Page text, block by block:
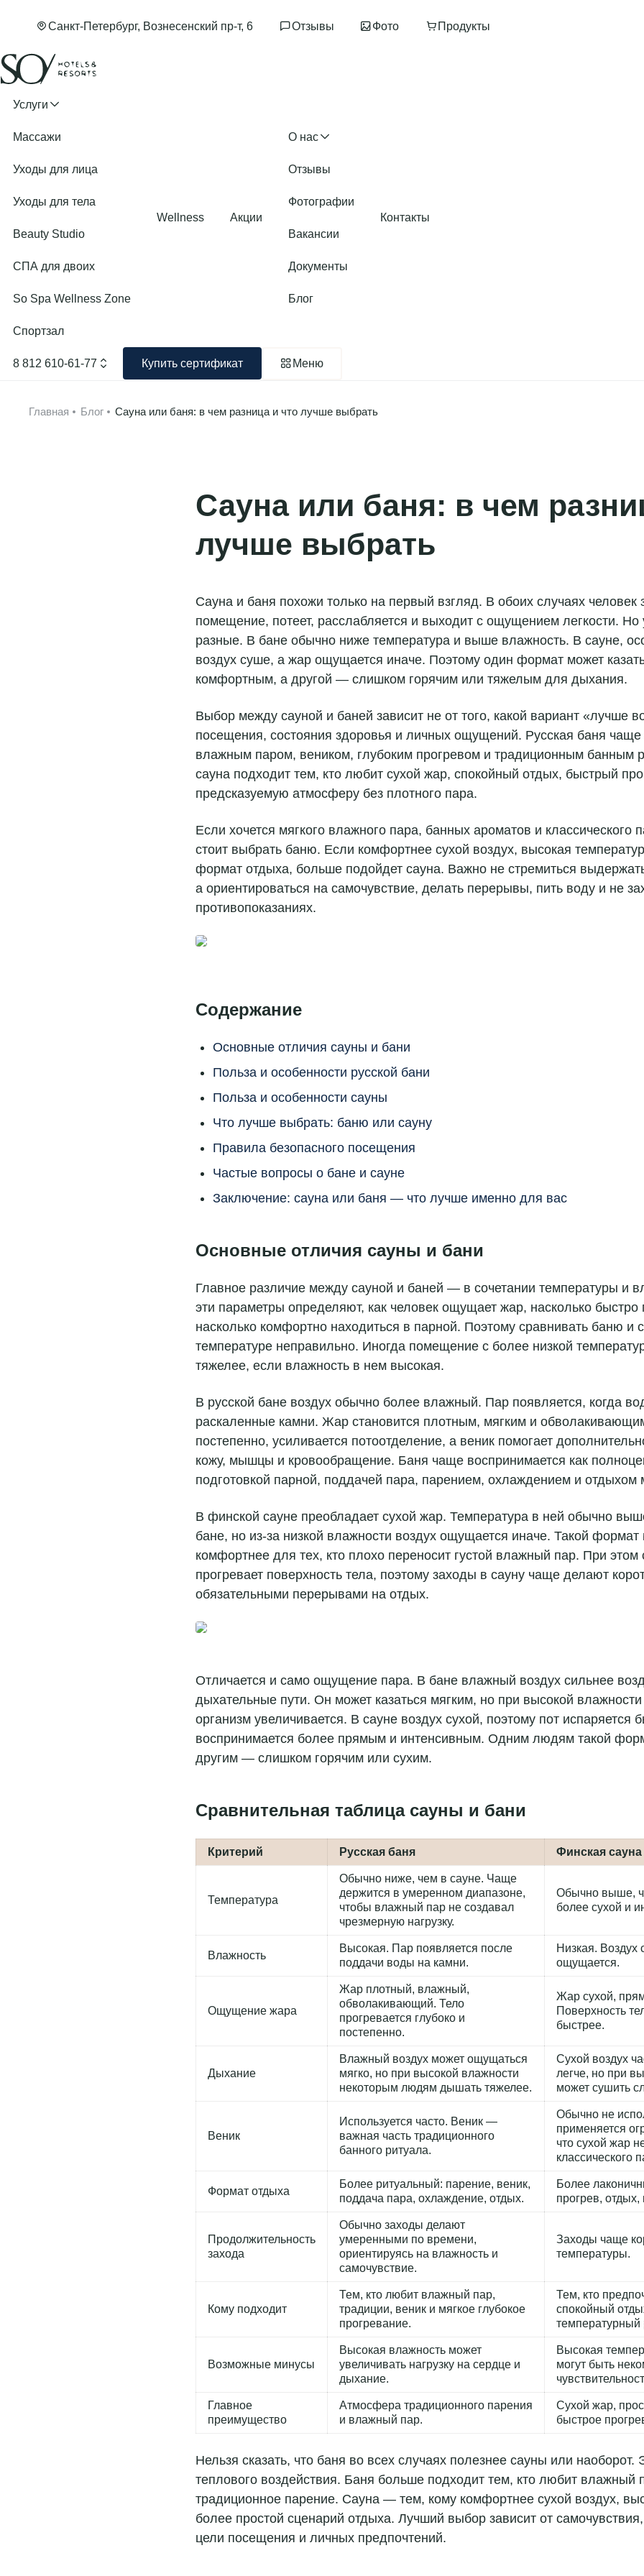
Санкт-Петербург, Вознесенский пр-т, 6 Отзывы Фото Продукты
Услуги
Массажи
Уходы для лица
Уходы для тела
Beauty Studio
СПА для двоих
So Spa Wellness Zone
Спортзал
Wellness Акции
О нас
Отзывы
Фотографии
Вакансии
Документы
Блог
Контакты
8 812 610-61-77 Купить сертификат Меню
Главная Блог Сауна или баня: в чем разница и что лучше выбрать
Сауна или баня: в чем
лучше выбрать
Сауна и баня похожи только на первый взгляд. В обоих случаях человек
помещение, потеет, расслабляется и выходит с ощущением легкости. Но
разные. В бане обычно ниже температура и выше влажность. В сауне,
воздух суше, а жар ощущается иначе. Поэтому один формат может
комфортным, а другой — слишком горячим или тяжелым для дыхания.
Выбор между сауной и баней зависит не от того, какой вариант «лучше
посещения, состояния здоровья и личных ощущений. Русская баня чаще
влажным паром, веником, глубоким прогревом и традиционным банным
сауна подходит тем, кто любит сухой жар, спокойный отдых, быстрый
предсказуемую атмосферу без плотного пара.
Если хочется мягкого влажного пара, банных ароматов и классического
стоит выбрать баню. Если комфортнее сухой воздух, высокая
формат отдыха, больше подойдет сауна. Важно не стремиться
а ориентироваться на самочувствие, делать перерывы, пить воду и не
противопоказаниях.
Содержание
Основные отличия сауны и бани
Польза и особенности русской бани
Польза и особенности сауны
Что лучше выбрать: баню или сауну
Правила безопасного посещения
Частые вопросы о бане и сауне
Заключение: сауна или баня — что лучше именно для вас
Основные отличия сауны и бани
Главное различие между сауной и баней — в сочетании температуры и
эти параметры определяют, как человек ощущает жар, насколько быстро
насколько комфортно находиться в парной. Поэтому сравнивать баню и
температуре неправильно. Иногда помещение с более низкой
тяжелее, если влажность в нем высокая.
В русской бане воздух обычно более влажный. Пар появляется, когда
раскаленные камни. Жар становится плотным, мягким и
постепенно, усиливается потоотделение, а веник помогает
кожу, мышцы и кровообращение. Баня чаще воспринимается как
подготовкой парной, поддачей пара, парением, охлаждением и отдыхом
В финской сауне преобладает сухой жар. Температура в ней обычно
бане, но из-за низкой влажности воздух ощущается иначе. Такой
комфортнее для тех, кто плохо переносит густой влажный пар. При этом
прогревает поверхность тела, поэтому заходы в сауну чаще делают
обязательными перерывами на отдых.
Отличается и само ощущение пара. В бане влажный воздух сильнее
дыхательные пути. Он может казаться мягким, но при высокой влажности
организм увеличивается. В сауне воздух сухой, поэтому пот испаряется
воспринимается более прямым и интенсивным. Одним людям такой
другим — слишком горячим или сухим.
Сравнительная таблица сауны и бани
Критерий Русская баня Финская сауна
Температура
Обычно ниже, чем в сауне. Чаще
держится в умеренном диапазоне,
чтобы влажный пар не создавал
чрезмерную нагрузку.
Обычно выше,
более сухой и
Влажность
Высокая. Пар появляется после
поддачи воды на камни.
Низкая. Воздух
ощущается.
Ощущение жара
Жар плотный, влажный,
обволакивающий. Тело
прогревается глубоко и
постепенно.
Жар сухой,
Поверхность
быстрее.
Дыхание
Влажный воздух может ощущаться
мягко, но при высокой влажности
некоторым людям дышать тяжелее.
Сухой воздух
легче, но при
может сушить
Веник
Используется часто. Веник —
важная часть традиционного
банного ритуала.
Обычно не
применяется
что сухой жар
классического
Формат отдыха
Более ритуальный: парение, веник,
поддача пара, охлаждение, отдых.
Более
прогрев, отдых,
Продолжительность
захода
Обычно заходы делают
умеренными по времени,
ориентируясь на влажность и
самочувствие.
Заходы чаще
температуры.
Кому подходит
Тем, кто любит влажный пар,
традиции, веник и мягкое глубокое
прогревание.
Тем, кто
спокойный
Возможные минусы
Высокая влажность может
увеличивать нагрузку на сердце и
дыхание.
Высокая
могут быть
Главное
преимущество
Атмосфера традиционного парения
и влажный пар.
Сухой жар,
быстрое
Нельзя сказать, что баня во всех случаях полезнее сауны или
теплового воздействия. Баня больше подходит тем, кто любит влажный
традиционное парение. Сауна — тем, кому комфортнее сухой воздух,
более простой сценарий отдыха. Лучший выбор зависит от
цели посещения и личных предпочтений.